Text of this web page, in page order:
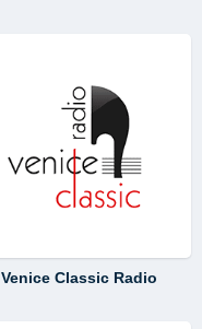
Venice Classic Radio